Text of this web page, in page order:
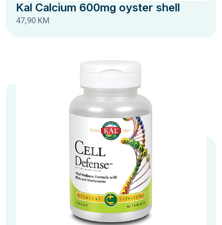
Kal Calcium 600mg oyster shell
47,90 KM